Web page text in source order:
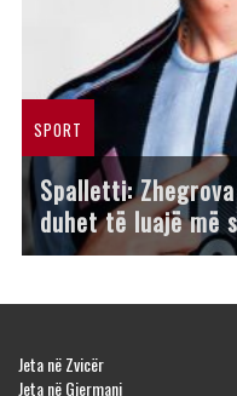
SPORT
Spalletti:
duhet të luajë më
Jeta në Zvicër
Jeta në Gjermani